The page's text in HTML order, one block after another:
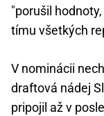
"porušil
tímu všetkých
V nominácii
draftová nádej
pripojil až v